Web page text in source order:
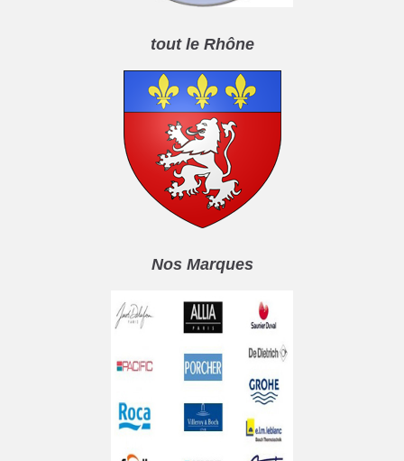
tout le Rhône
Nos Marques